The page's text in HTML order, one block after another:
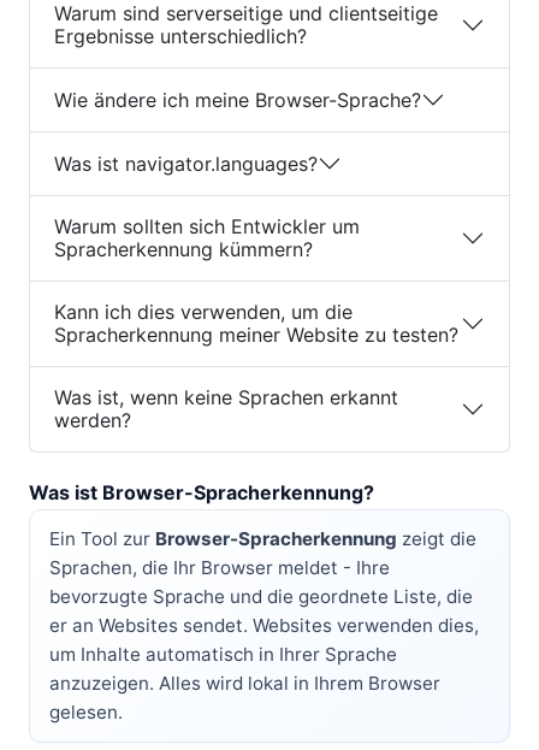
Warum sind serverseitige und clientseitige
Ergebnisse unterschiedlich?
Wie ändere ich meine Browser-Sprache?
Was ist navigator.languages?
Warum sollten sich Entwickler um
Spracherkennung kümmern?
Kann ich dies verwenden, um die
Spracherkennung meiner Website zu testen?
Was ist, wenn keine Sprachen erkannt
werden?
Was ist Browser-Spracherkennung?
Ein Tool zur Browser-Spracherkennung zeigt die
Sprachen, die Ihr Browser meldet - Ihre
bevorzugte Sprache und die geordnete Liste, die
er an Websites sendet. Websites verwenden dies,
um Inhalte automatisch in Ihrer Sprache
anzuzeigen. Alles wird lokal in Ihrem Browser
gelesen.